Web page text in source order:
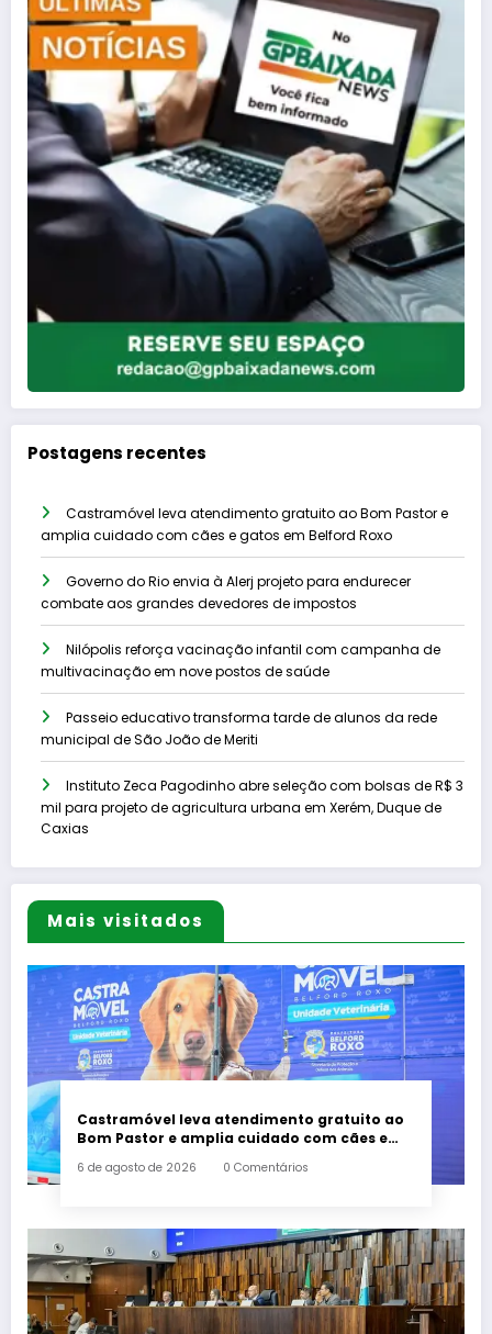
Postagens recentes
Castramóvel leva atendimento gratuito ao Bom Pastor e
amplia cuidado com cães e gatos em Belford Roxo
Governo do Rio envia à Alerj projeto para endurecer
combate aos grandes devedores de impostos
Nilópolis reforça vacinação infantil com campanha de
multivacinação em nove postos de saúde
Passeio educativo transforma tarde de alunos da rede
municipal de São João de Meriti
Instituto Zeca Pagodinho abre seleção com bolsas de R$ 3
mil para projeto de agricultura urbana em Xerém, Duque de
Caxias
Mais visitados
Castramóvel leva atendimento gratuito ao
Bom Pastor e amplia cuidado com cães e
6 de agosto de 2026 0 Comentários